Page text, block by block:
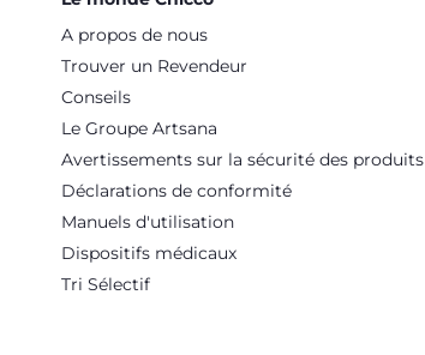
A propos de nous
Trouver un Revendeur
Conseils
Le Groupe Artsana
Avertissements sur la sécurité des produits
Déclarations de conformité
Manuels d'utilisation
Dispositifs médicaux
Tri Sélectif